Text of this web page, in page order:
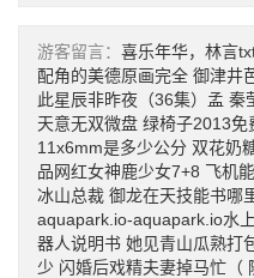
游客留言： 喜乐年华，林言
配角的美德原画完全 御津井
此星辰非昨夜（36集）孟 秦
天意无双微盘 绿椅子2013免
11x6mm是多少公分 双花奶
品网红女神鹿少女7+8 飞机
冰山总裁 御龙在天技能书哪
aquapark.io-aquapark.io水
器人说明书 她见青山瓜熟打
少 闪婚后戏精夫妻掉马忙（